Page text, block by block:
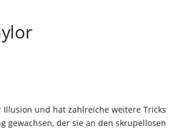
und hat zahlreiche weitere Tricks
gewachsen, der sie an den skrupellosen